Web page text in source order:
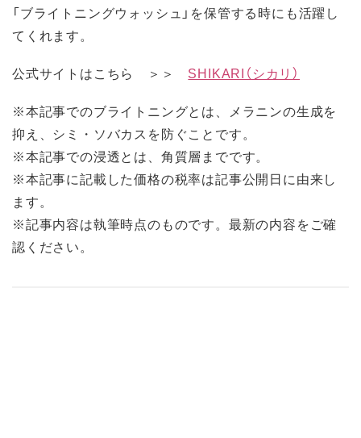
「ブライトニングウォッシュ」を保管する時にも活躍し
てくれます。
公式サイトはこちら ＞＞ SHIKARI（シカリ）
※本記事でのブライトニングとは、メラニンの生成を
抑え、シミ・ソバカスを防ぐことです。
※本記事での浸透とは、角質層までです。
※本記事に記載した価格の税率は記事公開日に由来し
ます。
※記事内容は執筆時点のものです。最新の内容をご確
認ください。